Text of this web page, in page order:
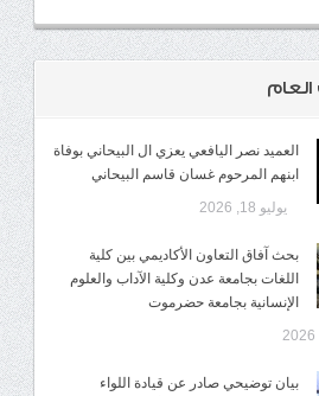
العام
العميد نصر اليافعي يعزي ال البيحاني بوفاة
ابنهم المرحوم غسان قاسم البيحاني
يوليو 18, 2026
بحث آفاق التعاون الأكاديمي بين كلية
اللغات بجامعة عدن وكلية الآداب والعلوم
الإنسانية بجامعة حضرموت
​بيان توضيحي صادر عن قيادة اللواء